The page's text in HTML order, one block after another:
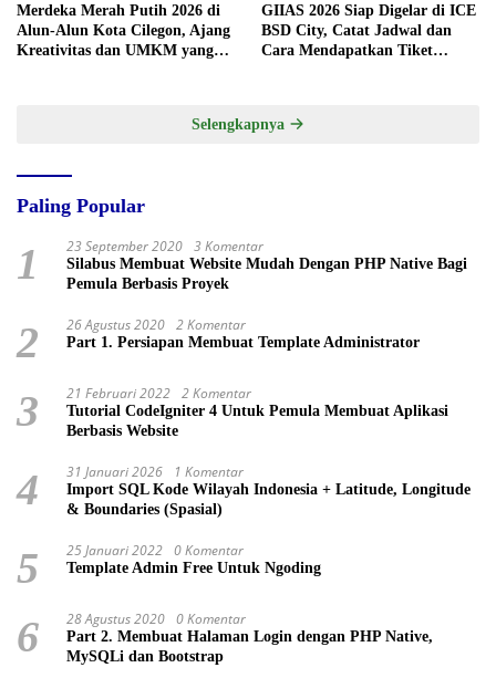
Merdeka Merah Putih 2026 di
Alun-Alun Kota Cilegon, Ajang
Kreativitas dan UMKM yang
GIIAS 2026 Siap Digelar di ICE
BSD City, Catat Jadwal dan
Cara Mendapatkan Tiket
Selengkapnya
Paling Popular
1 23 September 2020 3 Komentar
Silabus Membuat Website Mudah Dengan PHP Native Bagi
Pemula Berbasis Proyek
2 26 Agustus 2020 2 Komentar
Part 1. Persiapan Membuat Template Administrator
3 21 Februari 2022 2 Komentar
Tutorial CodeIgniter 4 Untuk Pemula Membuat Aplikasi
Berbasis Website
4 31 Januari 2026 1 Komentar
Import SQL Kode Wilayah Indonesia + Latitude, Longitude
& Boundaries (Spasial)
5 25 Januari 2022 0 Komentar
Template Admin Free Untuk Ngoding
6 28 Agustus 2020 0 Komentar
Part 2. Membuat Halaman Login dengan PHP Native,
MySQLi dan Bootstrap